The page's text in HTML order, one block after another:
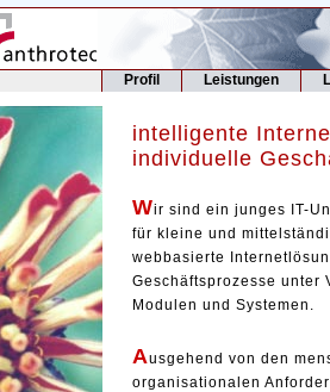
Profil Leistungen
intelligente
individuelle
Wir sind ein junges IT-
für kleine und
webbasierte
Geschäftsprozesse unter
Modulen und Systemen.
Ausgehend von den
organisationalen